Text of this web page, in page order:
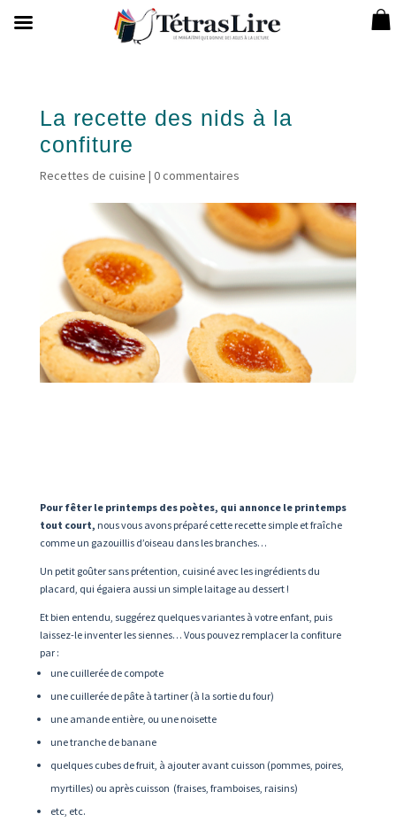
La recette des nids à la
confiture
Recettes de cuisine | 0 commentaires
Pour fêter le printemps des poètes, qui annonce le printemps
tout court, nous vous avons préparé cette recette simple et fraîche
comme un gazouillis d’oiseau dans les branches…
Un petit goûter sans prétention, cuisiné avec les ingrédients du
placard, qui égaiera aussi un simple laitage au dessert !
Et bien entendu, suggérez quelques variantes à votre enfant, puis
laissez-le inventer les siennes… Vous pouvez remplacer la confiture
par :
une cuillerée de compote
une cuillerée de pâte à tartiner (à la sortie du four)
une amande entière, ou une noisette
une tranche de banane
quelques cubes de fruit, à ajouter avant cuisson (pommes, poires,
myrtilles) ou après cuisson (fraises, framboises, raisins)
etc, etc.